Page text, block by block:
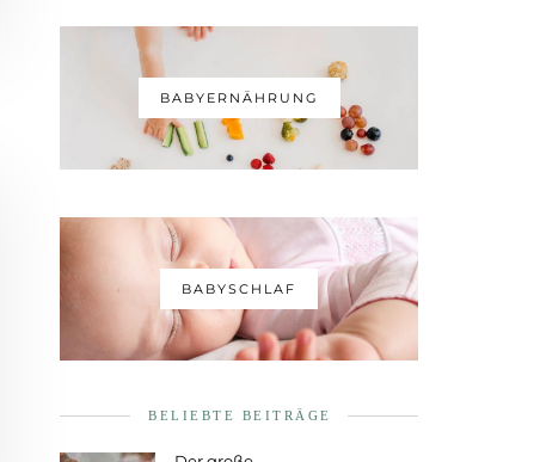
BABYERNÄHRUNG
BABYSCHLAF
BELIEBTE BEITRÄGE